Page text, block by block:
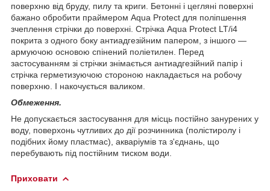
поверхню від бруду, пилу та криги. Бетонні і цегляні поверхні
бажано обробити праймером Aqua Protect для поліпшення
зчеплення стрічки до поверхні. Стрічка Aqua Protect LT/i4
покрита з одного боку антиадгезійним папером, з іншого —
армуючою основою спінений поліетилен. Перед
застосуванням зі стрічки знімається антиадгезійний папір і
стрічка герметизуючою стороною накладається на робочу
поверхню. І накочується валиком.
Обмеження.
Не допускається застосування для місць постійно занурених у
воду, поверхонь чутливих до дії розчинника (полістиролу і
подібних йому пластмас), акваріумів та з'єднань, що
перебувають під постійним тиском води.
Приховати